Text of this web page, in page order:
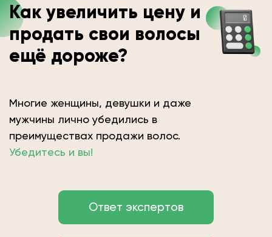
Как увеличить цену и
продать свои волосы
ещё дороже?
Многие женщины, девушки и даже
мужчины лично убедились в
преимуществах продажи волос.
Убедитесь и вы!
Ответ экспертов